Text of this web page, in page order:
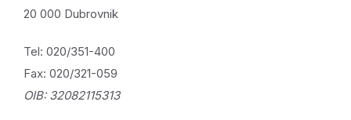
20 000 Dubrovnik
Tel: 020/351-400
Fax: 020/321-059
OIB: 32082115313